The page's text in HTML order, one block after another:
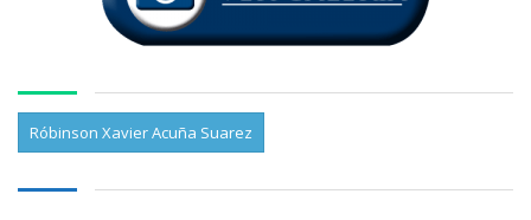
Róbinson Xavier Acuña Suarez